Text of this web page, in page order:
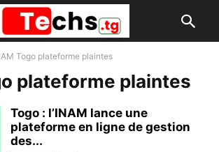
Togo plateforme plaintes
plateforme plaintes
Togo : l’INAM lance une
plateforme en ligne de gestion
des...